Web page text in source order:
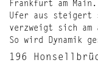
196